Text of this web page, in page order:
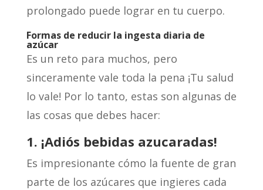
prolongado puede lograr en tu cuerpo.
Formas de reducir la ingesta diaria de
azúcar
Es un reto para muchos, pero
sinceramente vale toda la pena ¡Tu salud
lo vale! Por lo tanto, estas son algunas de
las cosas que debes hacer:
1. ¡Adiós bebidas azucaradas!
Es impresionante cómo la fuente de gran
parte de los azúcares que ingieres cada